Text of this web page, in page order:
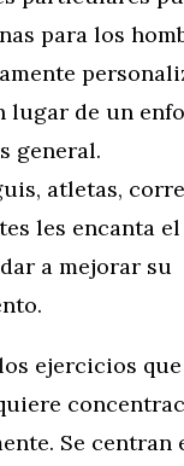
para los
lugar de un
general.
atletas,
les encanta
a mejorar su
ejercicios
Se centran